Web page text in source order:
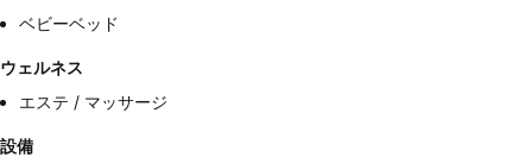
ベビーベッド
ウェルネス
エステ / マッサージ
設備